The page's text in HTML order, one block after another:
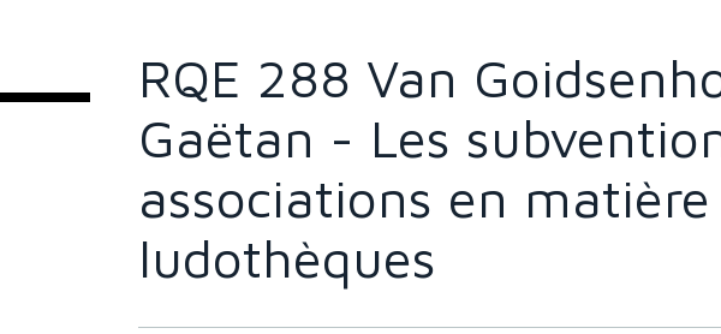
:
RQE 288 Van
Gaëtan - Les
associations en matière
ludothèques